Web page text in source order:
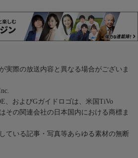
実際の放送内容と異なる場合がございま
、およびGガイドロゴは、米国TiVo
その関連会社の日本国内における商標ま
ている記事・写真等あらゆる素材の無断